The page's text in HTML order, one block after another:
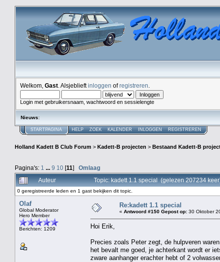
Welkom, Gast . Alsjeblieftinloggen ofregistreren
Login met gebruikersnaam, wachtwoord en sessielengte
Nieuws:
STARTPAGINA HELP ZOEK KALENDER INLOGGEN REGISTREREN
Holland Kadett B Club Forum > Kadett-B projecten > Bestaand Kadett-B
Pagina's: 1 ... 9 10 [11] Omlaag
Auteur
Topic: kadett 1.1 special (gelezen 207234
0 geregistreerde leden en 1 gast bekijken dit topic.
Olaf
Global Moderator
Hero Member
Berichten: 1209
Re:kadett 1.1 special
« Antwoord #150 Gepost op: 30 Oktober
Hoi Erik,
Precies zoals Peter zegt, de hulpveren
het bevalt me goed, je achterkant wordt er
zware aanhanger erachter hebt of 2